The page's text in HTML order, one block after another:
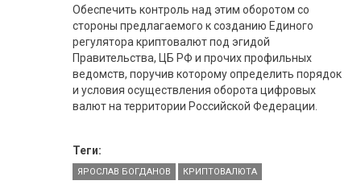
Обеспечить контроль над этим оборотом со
стороны предлагаемого к созданию Единого
регулятора криптовалют под эгидой
Правительства, ЦБ РФ и прочих профильных
ведомств, поручив которому определить порядок
и условия осуществления оборота цифровых
валют на территории Российской Федерации.
Теги:
ЯРОСЛАВ БОГДАНОВ КРИПТОВАЛЮТА